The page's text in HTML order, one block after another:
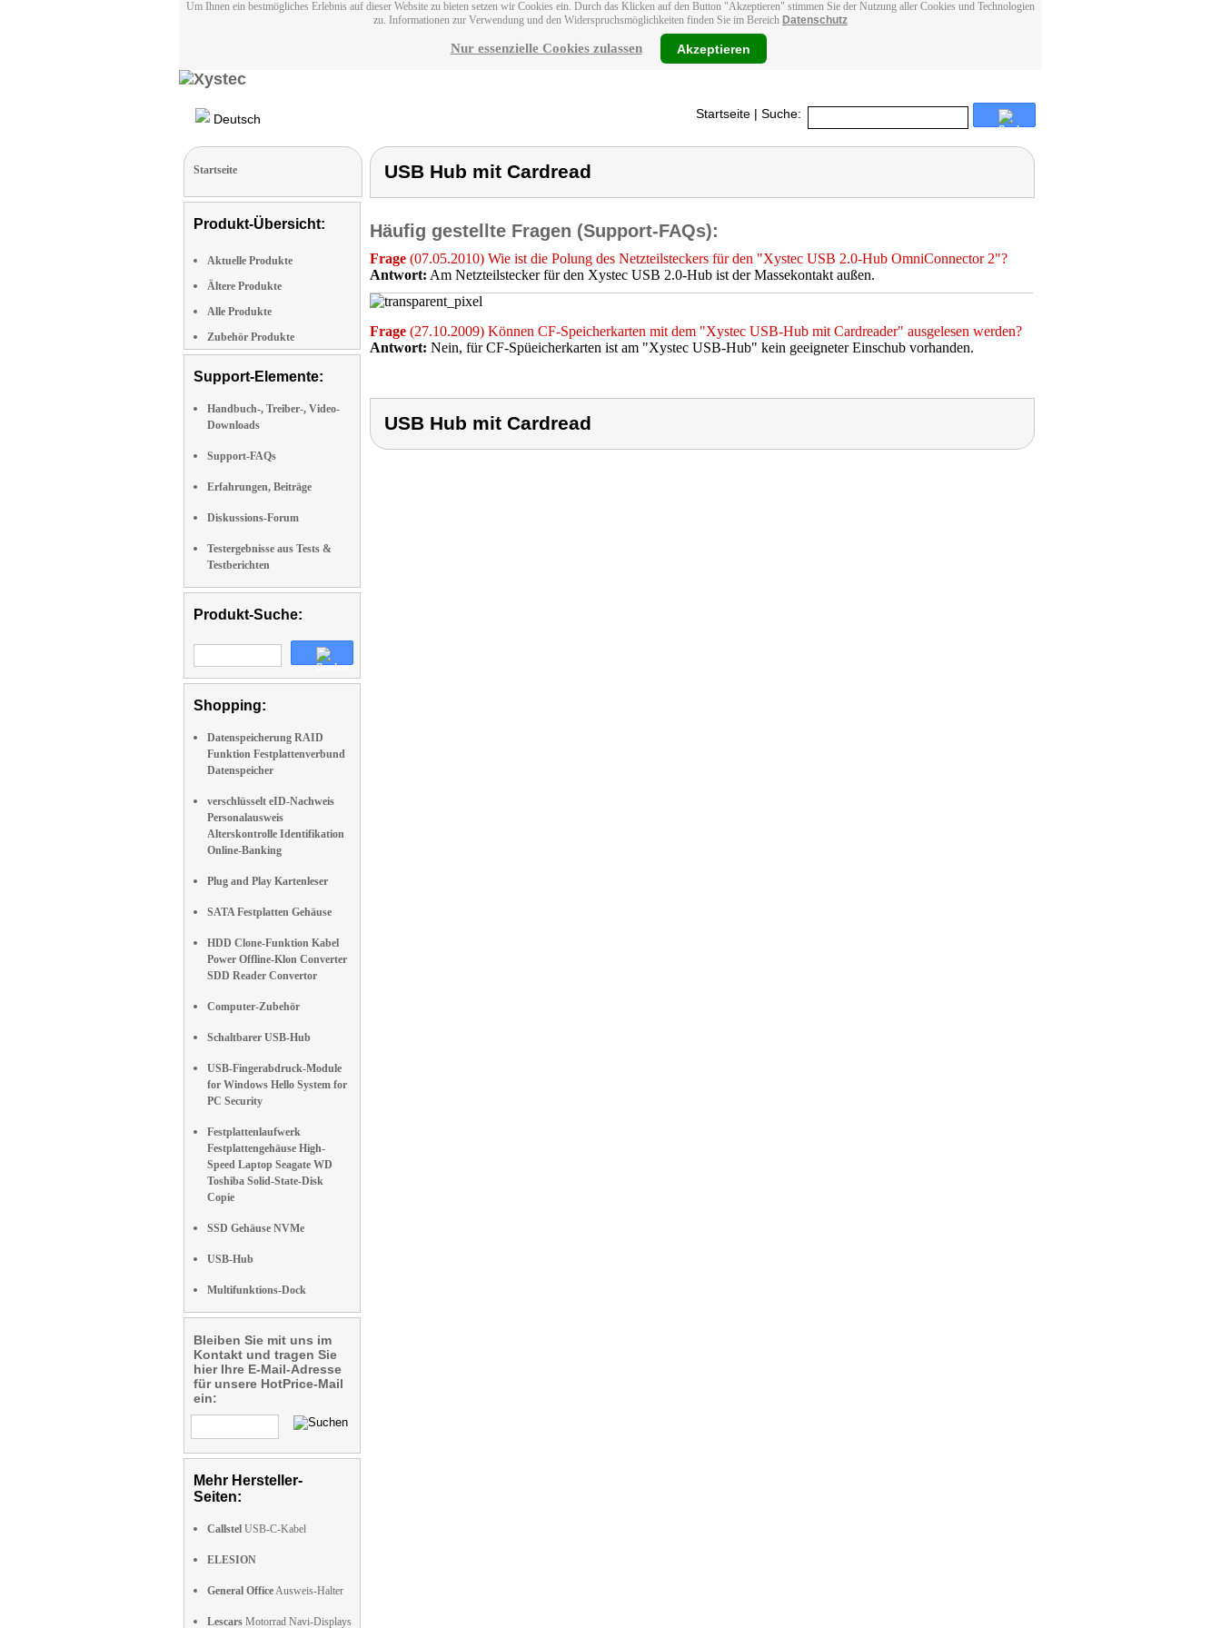
Um Ihnen ein bestmögliches Erlebnis auf dieser Website zu bieten setzen wir Cookies ein. Durch das Klicken auf den Button "Akzeptieren" stimmen Sie der Nutzung aller Cookies und Technologien
zu. Informationen zur Verwendung und den Widerspruchsmöglichkeiten finden Sie im Bereich Datenschutz
Nur essenzielle Cookies zulassen Akzeptieren
Deutsch Startseite | Suche:
Startseite
Produkt-Übersicht:
Aktuelle Produkte
Ältere Produkte
Alle Produkte
Zubehör Produkte
Support-Elemente:
Handbuch-, Treiber-, Video-
Downloads
Support-FAQs
Erfahrungen, Beiträge
Diskussions-Forum
Testergebnisse aus Tests &
Testberichten
Produkt-Suche:
Shopping:
Datenspeicherung RAID
Funktion Festplattenverbund
Datenspeicher
verschlüsselt eID-Nachweis
Personalausweis
Alterskontrolle Identifikation
Online-Banking
Plug and Play Kartenleser
SATA Festplatten Gehäuse
HDD Clone-Funktion Kabel
Power Offline-Klon Converter
SDD Reader Convertor
Computer-Zubehör
Schaltbarer USB-Hub
USB-Fingerabdruck-Module
for Windows Hello System for
PC Security
Festplattenlaufwerk
Festplattengehäuse High-
Speed Laptop Seagate WD
Toshiba Solid-State-Disk
Copie
SSD Gehäuse NVMe
USB-Hub
Multifunktions-Dock
Bleiben Sie mit uns im
Kontakt und tragen Sie
hier Ihre E-Mail-Adresse
für unsere HotPrice-Mail
ein:
Mehr Hersteller-
Seiten:
Callstel USB-C-Kabel
ELESION
General OfficeAusweis-Halter
Lescars Motorrad Navi-Displays
USB Hub mit Cardread
Häufig gestellte Fragen (Support-FAQs):
Frage (07.05.2010) Wie ist die Polung des Netzteilsteckers für den "Xystec USB 2.0-Hub OmniConnector 2"?
Antwort: Am Netzteilstecker für den Xystec USB 2.0-Hub ist der Massekontakt außen.
Frage (27.10.2009) Können CF-Speicherkarten mit dem "Xystec USB-Hub mit Cardreader" ausgelesen werden?
Antwort: Nein, für CF-Spüeicherkarten ist am "Xystec USB-Hub" kein geeigneter Einschub vorhanden.
USB Hub mit Cardread